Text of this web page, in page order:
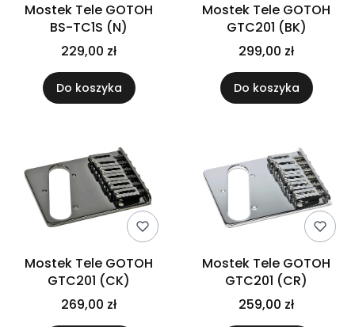
Mostek Tele GOTOH
BS-TC1S (N)
229,00 zł
Do koszyka
Mostek Tele GOTOH
GTC201 (BK)
299,00 zł
Do koszyka
Mostek Tele GOTOH
GTC201 (CK)
269,00 zł
Mostek Tele GOTOH
GTC201 (CR)
259,00 zł